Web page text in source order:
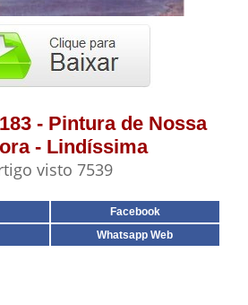
- Pintura de Nossa
- Lindíssima
visto 7539
Facebook
Whatsapp Web